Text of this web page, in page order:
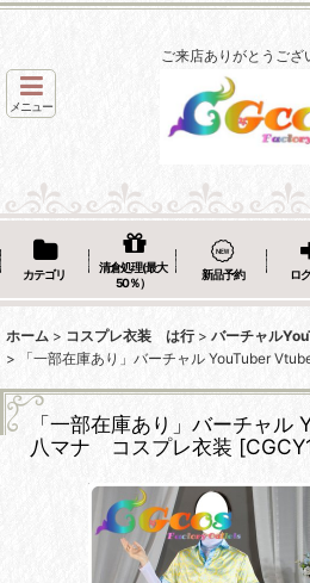
ご来店ありがとうござ
メニュー
カテゴリ
清倉処理(最大
50％）
新品予約 ロ
ホーム > コスプレ衣装 は行 > バーチャル
>
「一部在庫あり」バーチャル YouTuber
「一部在庫あり」バーチャ
八マナ コスプレ衣装 [